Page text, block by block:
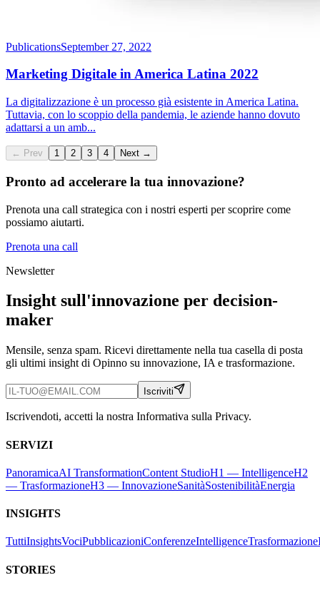
PublicationsSeptember 27, 2022
Marketing Digitale in America Latina 2022
La digitalizzazione è un processo già esistente in America Latina.
Tuttavia, con lo scoppio della pandemia, le aziende hanno dovuto
adattarsi a un amb...
← Prev 1 2 3 4 Next →
Pronto ad accelerare la tua innovazione?
Prenota una call strategica con i nostri esperti per scoprire come
possiamo aiutarti.
Prenota una call
Newsletter
Insight sull'innovazione per decision-
maker
Mensile, senza spam. Ricevi direttamente nella tua casella di posta
gli ultimi insight di Opinno su innovazione, IA e trasformazione.
Iscriviti
Iscrivendoti, accetti la nostra Informativa sulla Privacy.
SERVIZI
PanoramicaAI TransformationContent StudioH1 — IntelligenceH2
— TrasformazioneH3 — InnovazioneSanitàSostenibilitàEnergia
INSIGHTS
TuttiInsightsVociPubblicazioniConferenzeIntelligenceTrasformazione
STORIES